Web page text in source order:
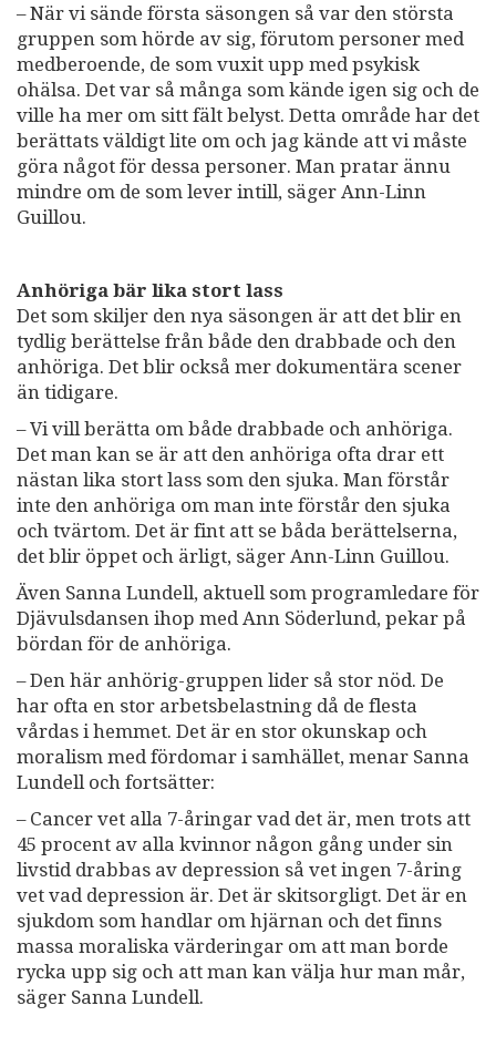
– När vi sände första säsongen så var den största
gruppen som hörde av sig, förutom personer med
medberoende, de som vuxit upp med psykisk
ohälsa. Det var så många som kände igen sig och de
ville ha mer om sitt fält belyst. Detta område har det
berättats väldigt lite om och jag kände att vi måste
göra något för dessa personer. Man pratar ännu
mindre om de som lever intill, säger Ann-Linn
Guillou.
Anhöriga bär lika stort lass
Det som skiljer den nya säsongen är att det blir en
tydlig berättelse från både den drabbade och den
anhöriga. Det blir också mer dokumentära scener
än tidigare.
– Vi vill berätta om både drabbade och anhöriga.
Det man kan se är att den anhöriga ofta drar ett
nästan lika stort lass som den sjuka. Man förstår
inte den anhöriga om man inte förstår den sjuka
och tvärtom. Det är fint att se båda berättelserna,
det blir öppet och ärligt, säger Ann-Linn Guillou.
Även Sanna Lundell, aktuell som programledare för
Djävulsdansen ihop med Ann Söderlund, pekar på
bördan för de anhöriga.
– Den här anhörig-gruppen lider så stor nöd. De
har ofta en stor arbetsbelastning då de flesta
vårdas i hemmet. Det är en stor okunskap och
moralism med fördomar i samhället, menar Sanna
Lundell och fortsätter:
– Cancer vet alla 7-åringar vad det är, men trots att
45 procent av alla kvinnor någon gång under sin
livstid drabbas av depression så vet ingen 7-åring
vet vad depression är. Det är skitsorgligt. Det är en
sjukdom som handlar om hjärnan och det finns
massa moraliska värderingar om att man borde
rycka upp sig och att man kan välja hur man mår,
säger Sanna Lundell.